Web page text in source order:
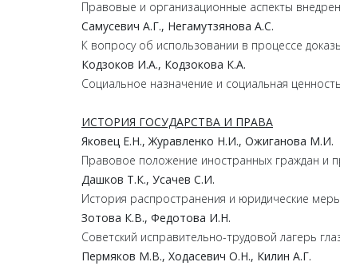
Правовые и организационные аспекты
Самусевич А.Г., Негамутзянова А.С.
К вопросу об использовании в процессе
Кодзоков И.А., Кодзокова К.А.
Социальное назначение и социальная
ИСТОРИЯ ГОСУДАРСТВА И ПРАВА
Яковец Е.Н.,Журавленко Н.И., Ожиганова М.И.
Правовое положение иностранных граждан и
Дашков Т.К., Усачев С.И.
История распространения и юридические
Зотова К.В., Федотова И.Н.
Советский исправительно-трудовой лагерь
Пермяков М.В., Ходасевич О.Н., Килин А.Г.